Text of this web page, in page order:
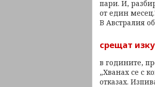
пари. И,
от един
В Австралия
срещат
в годините,
„Хванах се с
отказах.